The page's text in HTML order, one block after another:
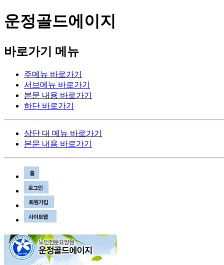
운정골드에이지
바로가기 메뉴
주메뉴 바로가기
서브메뉴 바로가기
본문 내용 바로가기
하단 바로가기
상단 대 메뉴 바로가기
본문 내용 바로가기